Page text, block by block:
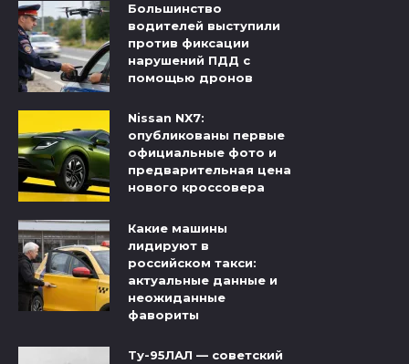
Большинство
водителей выступили
против фиксации
нарушений ПДД с
помощью дронов
Nissan NX7:
опубликованы первые
официальные фото и
предварительная цена
нового кроссовера
Какие машины
лидируют в
российском такси:
актуальные данные и
неожиданные
фавориты
Ту-95ЛАЛ — советский